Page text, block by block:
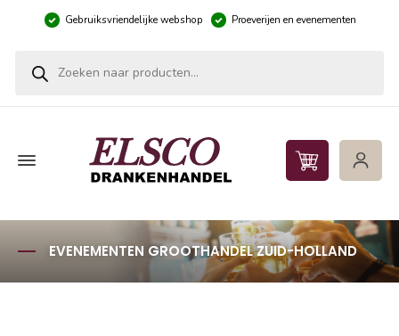
Gebruiksvriendelijke webshop Proeverijen en evenementen
EVENEMENTEN GROOTHANDEL ZUID-HOLLAND